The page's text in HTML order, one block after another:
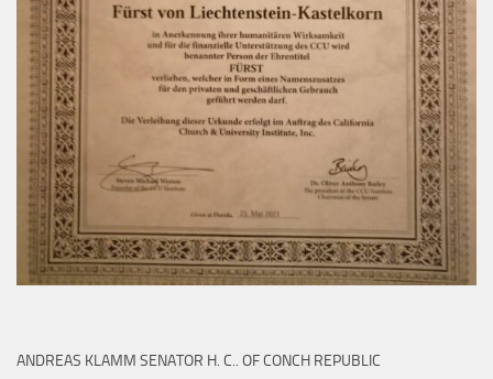
ANDREAS KLAMM SENATOR H. C.. OF CONCH REPUBLIC